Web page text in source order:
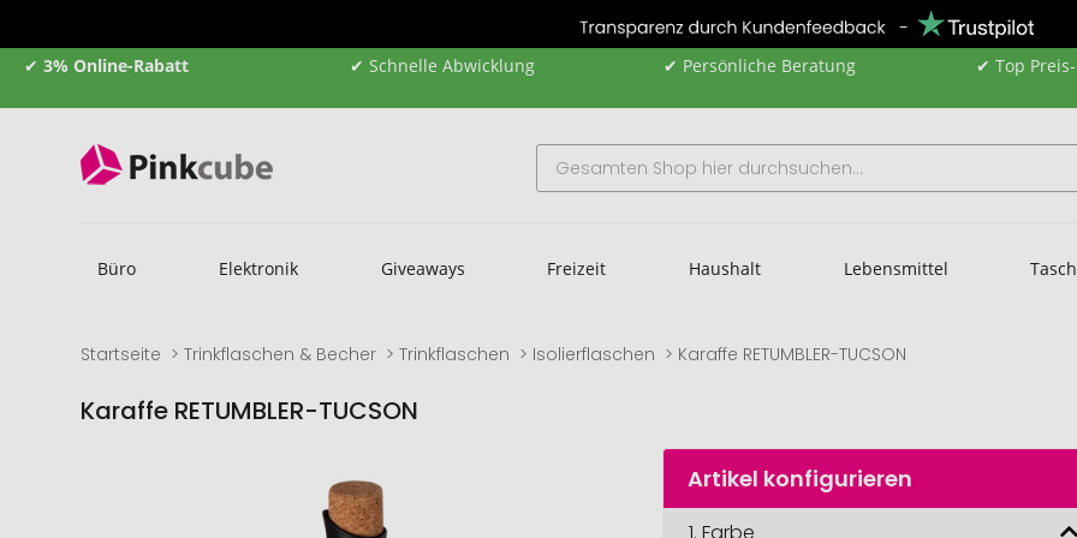
✔ 3% Online-Rabatt ✔ Schnelle Abwicklung ✔ Persönliche Beratung ✔ Top
Büro Elektronik Giveaways Freizeit Haushalt Lebensmittel
Startseite Trinkflaschen & Becher Trinkflaschen Isolierflaschen Karaffe RETUMBLER-TUCSON
Karaffe RETUMBLER-TUCSON
Artikel konfigurieren